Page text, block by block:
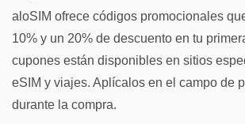
aloSIM ofrece códigos promocionales
10% y un 20% de descuento en tu
cupones están disponibles en sitios
eSIM y viajes. Aplícalos en el campo de
durante la compra.